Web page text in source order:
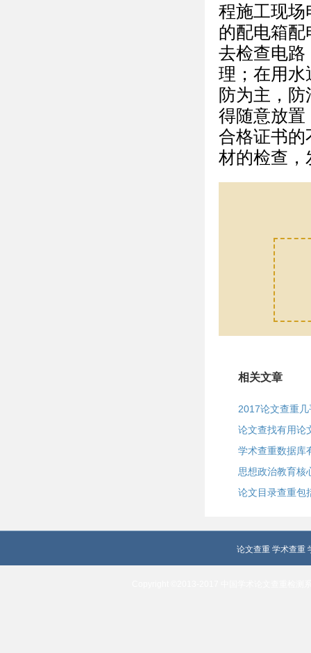
程施工现场
的配电箱
去检查电路
理；在用水
防为主，
得随意放置
合格证书的
材的检查，
相关文章
2017论文查重
论文查找有用论
学术查重数据库
思想政治教育核
论文目录查重包
论文查重 学术查重